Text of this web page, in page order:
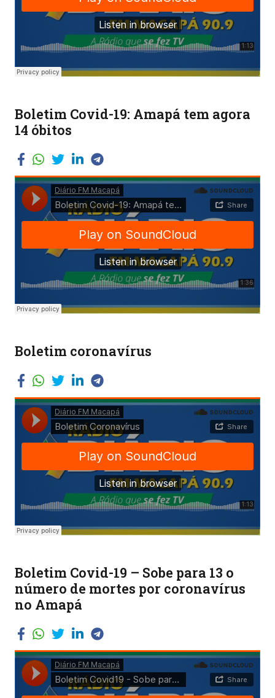
Boletim Covid-19: Amapá tem agora
14 óbitos
Boletim coronavírus
Boletim Covid-19 – Sobe para 13 o
número de mortes por coronavírus
no Amapá